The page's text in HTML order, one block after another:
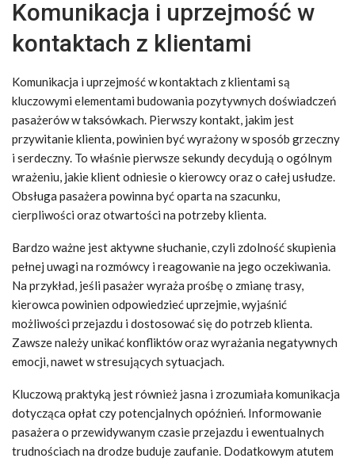
Komunikacja i uprzejmość w
kontaktach z klientami
Komunikacja i uprzejmość w kontaktach z klientami są
kluczowymi elementami budowania pozytywnych doświadczeń
pasażerów w taksówkach. Pierwszy kontakt, jakim jest
przywitanie klienta, powinien być wyrażony w sposób grzeczny
i serdeczny. To właśnie pierwsze sekundy decydują o ogólnym
wrażeniu, jakie klient odniesie o kierowcy oraz o całej usłudze.
Obsługa pasażera powinna być oparta na szacunku,
cierpliwości oraz otwartości na potrzeby klienta.
Bardzo ważne jest aktywne słuchanie, czyli zdolność skupienia
pełnej uwagi na rozmówcy i reagowanie na jego oczekiwania.
Na przykład, jeśli pasażer wyraża prośbę o zmianę trasy,
kierowca powinien odpowiedzieć uprzejmie, wyjaśnić
możliwości przejazdu i dostosować się do potrzeb klienta.
Zawsze należy unikać konfliktów oraz wyrażania negatywnych
emocji, nawet w stresujących sytuacjach.
Kluczową praktyką jest również jasna i zrozumiała komunikacja
dotycząca opłat czy potencjalnych opóźnień. Informowanie
pasażera o przewidywanym czasie przejazdu i ewentualnych
trudnościach na drodze buduje zaufanie. Dodatkowym atutem